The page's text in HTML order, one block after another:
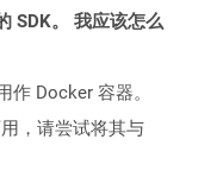
SDK。 我应该怎么
Docker 容器。
，请尝试将其与